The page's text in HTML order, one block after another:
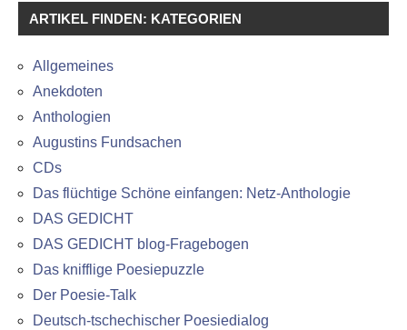
ARTIKEL FINDEN: KATEGORIEN
Allgemeines
Anekdoten
Anthologien
Augustins Fundsachen
CDs
Das flüchtige Schöne einfangen: Netz-Anthologie
DAS GEDICHT
DAS GEDICHT blog-Fragebogen
Das knifflige Poesiepuzzle
Der Poesie-Talk
Deutsch-tschechischer Poesiedialog